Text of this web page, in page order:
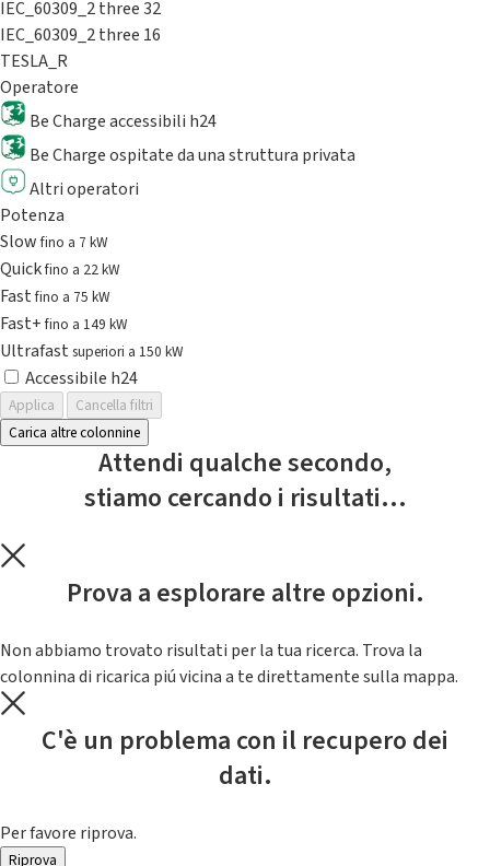
IEC_60309_2 three 32
IEC_60309_2 three 16
TESLA_R
Operatore
Be Charge accessibili h24
Be Charge ospitate da una struttura privata
Altri operatori
Potenza
Slowfino a 7 kW
Quickfino a 22 kW
Fastfino a 75 kW
Fast+fino a 149 kW
Ultrafast superiori a 150 kW
Accessibile h24
Applica
Cancella filtri
Carica altre colonnine
Attendi qualche secondo,
stiamo cercando i risultati...
Prova a esplorare altre opzioni.
Non abbiamo trovato risultati per la tua ricerca. Trova la
colonnina di ricarica piú vicina a te direttamente sulla mappa.
C'è un problema con il recupero dei
dati.
Per favore riprova.
Riprova